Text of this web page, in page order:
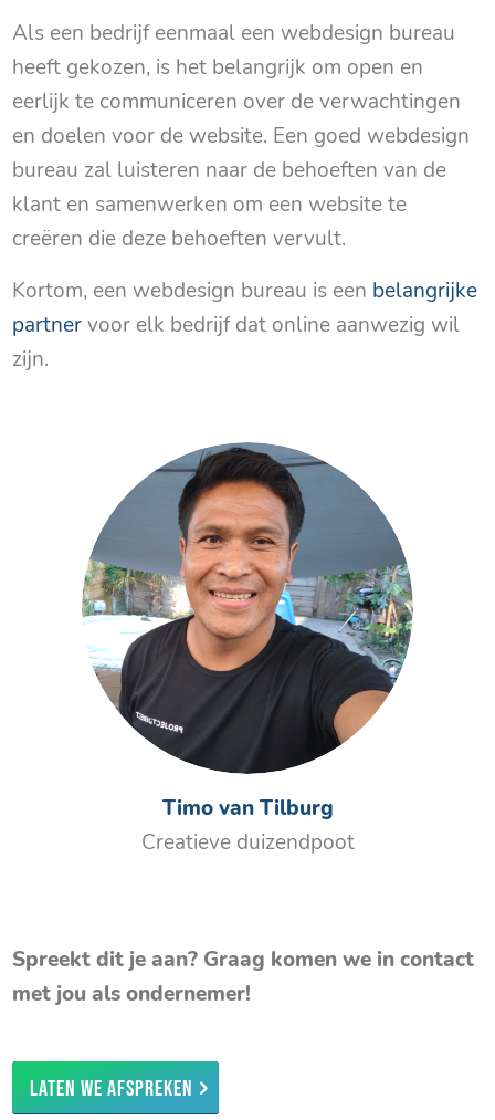
Als een bedrijf eenmaal een webdesign bureau
heeft gekozen, is het belangrijk om open en
eerlijk te communiceren over de verwachtingen
en doelen voor de website. Een goed webdesign
bureau zal luisteren naar de behoeften van de
klant en samenwerken om een website te
creëren die deze behoeften vervult.
Kortom, een webdesign bureau is een belangrijke
partnervoor elk bedrijf dat online aanwezig wil
zijn.
Timo van Tilburg
Creatieve duizendpoot
Spreekt dit je aan? Graag komen we in contact
met jou als ondernemer!
Laten we afspreken